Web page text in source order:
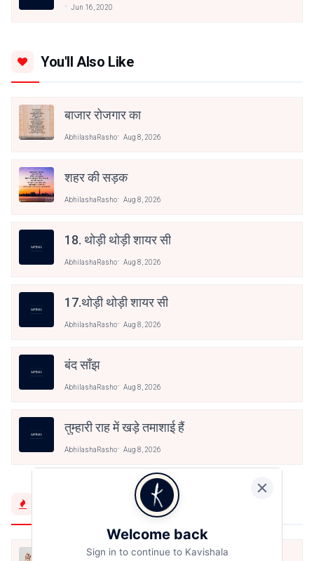
Jun 16, 2020
You'll Also Like
बाजार रोजगार का
AbhilashaRasho Aug 8, 2026
शहर की सड़क
AbhilashaRasho Aug 8, 2026
18. थोड़ी थोड़ी शायर सी
AbhilashaRasho Aug 8, 2026
17.थोड़ी थोड़ी शायर सी
AbhilashaRasho Aug 8, 2026
बंद साँझ
AbhilashaRasho Aug 8, 2026
तुम्हारी राह में खड़े तमाशाई हैं
AbhilashaRasho Aug 8, 2026
मैं शून्य पे सवार हूँ
Welcome back
Sign in to continue to Kavishala